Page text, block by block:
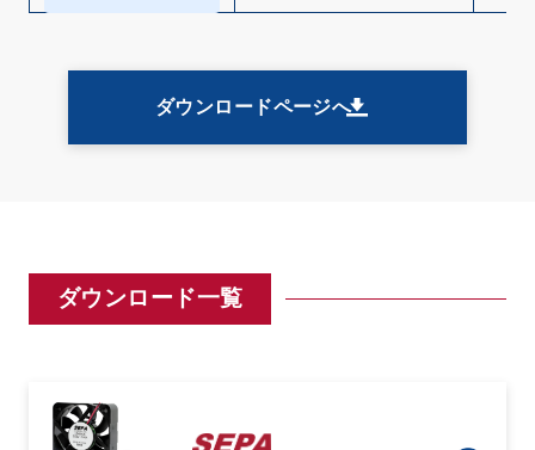
ダウンロードページへ
ダウンロード一覧